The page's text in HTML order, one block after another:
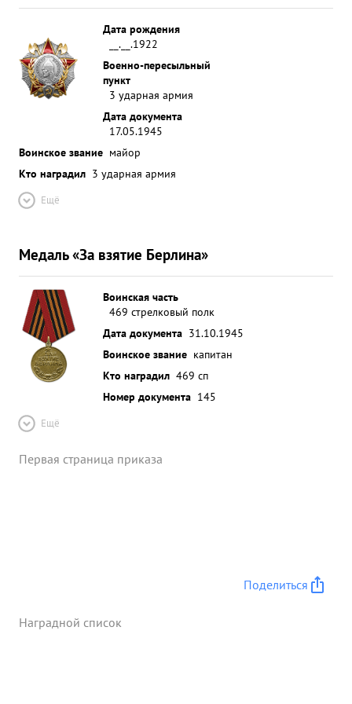
Дата рождения
__.__.1922
Военно-пересыльный
пункт
3 ударная армия
Дата документа
17.05.1945
Воинское звание майор
Кто наградил 3 ударная армия
Ещё
Медаль «За взятие Берлина»
Воинская часть
469 стрелковый полк
Дата документа 31.10.1945
Воинское звание капитан
Кто наградил 469 сп
Номер документа 145
Ещё
Первая страница приказа
Поделиться
Наградной список